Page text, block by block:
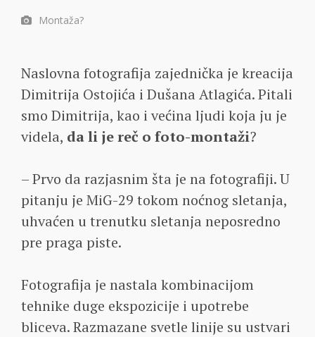
Montaža?
Naslovna fotografija zajednička je kreacija
Dimitrija Ostojića i Dušana Atlagića. Pitali
smo Dimitrija, kao i većina ljudi koja ju je
videla, da li je reč o foto-montaži?
– Prvo da razjasnim šta je na fotografiji. U
pitanju je MiG-29 tokom noćnog sletanja,
uhvaćen u trenutku sletanja neposredno
pre praga piste.
Fotografija je nastala kombinacijom
tehnike duge ekspozicije i upotrebe
bliceva. Razmazane svetle linije su ustvari